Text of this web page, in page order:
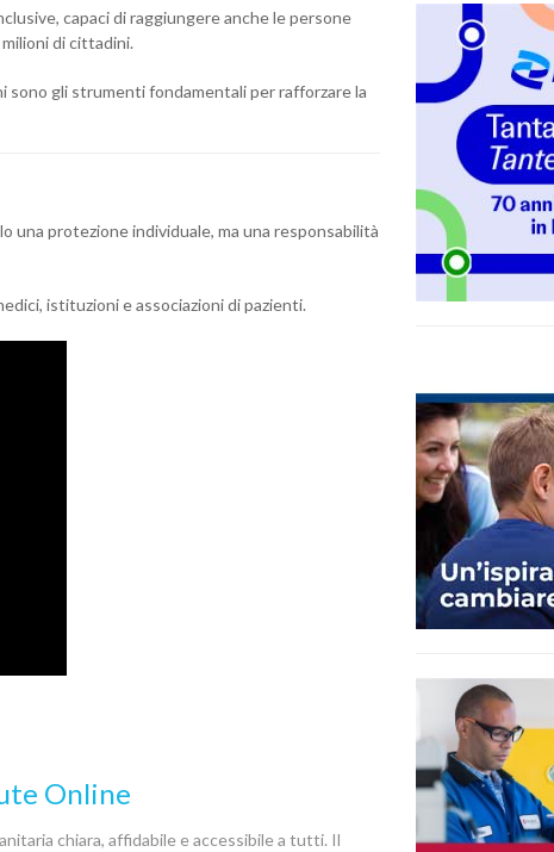
capaci di raggiungere anche le persone
di cittadini.
sono gli strumenti fondamentali per rafforzare la
una protezione individuale, ma una responsabilità
istituzioni e associazioni di pazienti.
Online
chiara, affidabile e accessibile a tutti. Il